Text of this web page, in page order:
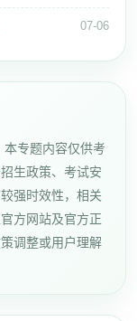
07-06
本专题内容仅供考
生政策、考试安
强时效性，相关
方网站及官方正
调整或用户理解